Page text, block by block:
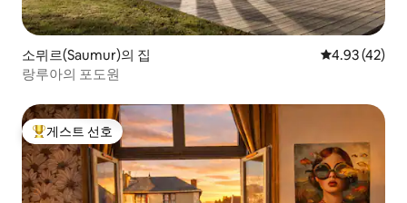
소뮈르(Saumur)의 집 평점 4.93점
4.93 (42)
랑루아의 포도원
상위 게스트 선호
게스트 선호